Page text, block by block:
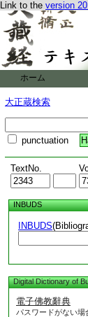
Link to the version
ホーム
大正蔵検索
punctuation
TextNo.
INBUDS
INBUDS
Digital Dictionary of
電子佛教辭典
パスワードがない場